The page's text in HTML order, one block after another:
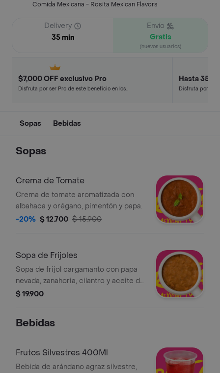
Comida Mexicana - Rosita Mexican Flavors
Delivery
35 min
Envío
Gratis
(nuevos usuarios)
$7,000 OFF exclusivo Pro
Disfruta por ser Pro de este beneficio en los
Hasta 35%
Disfruta por ser
Sopas Bebidas
Sopas
Crema de Tomate
Crema de tomate aromatizada con
albahaca y orégano, pimentón y papa.
-20% $ 12.700 $ 15.900
Sopa de Frijoles
Sopa de frijol cargamanto con papa
nevada, zanahoria, cilantro y aceite de
girasol.
$ 19.900
Bebidas
Frutos Silvestres 400Ml
Bebida de arándano agraz silvestre,